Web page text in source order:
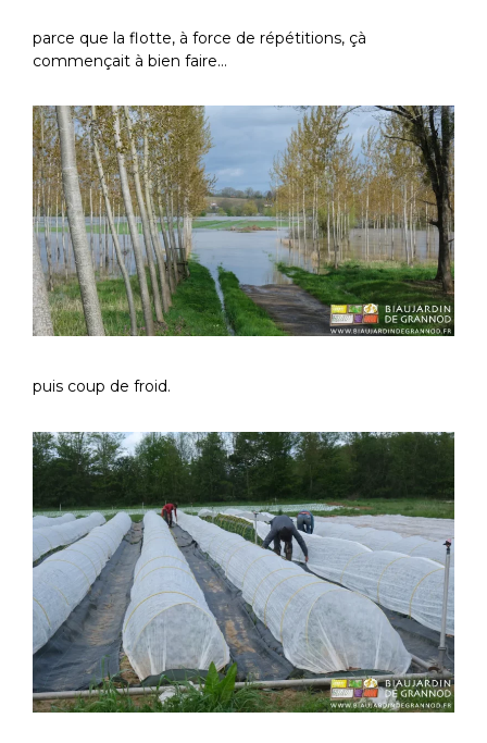
parce que la flotte, à force de répétitions, çà
commençait à bien faire…
puis coup de froid.